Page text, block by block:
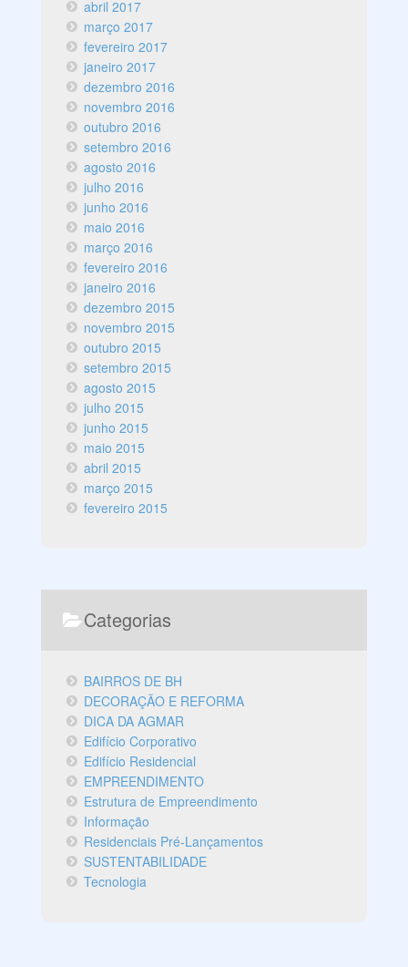
abril 2017
março 2017
fevereiro 2017
janeiro 2017
dezembro 2016
novembro 2016
outubro 2016
setembro 2016
agosto 2016
julho 2016
junho 2016
maio 2016
março 2016
fevereiro 2016
janeiro 2016
dezembro 2015
novembro 2015
outubro 2015
setembro 2015
agosto 2015
julho 2015
junho 2015
maio 2015
abril 2015
março 2015
fevereiro 2015
Categorias
BAIRROS DE BH
DECORAÇÃO E REFORMA
DICA DA AGMAR
Edifício Corporativo
Edifício Residencial
EMPREENDIMENTO
Estrutura de Empreendimento
Informação
Residenciais Pré-Lançamentos
SUSTENTABILIDADE
Tecnologia